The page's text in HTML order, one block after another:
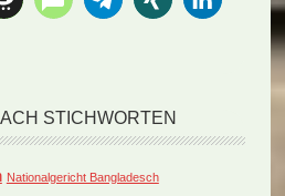
STICHWORTEN
Nationalgericht Bangladesch